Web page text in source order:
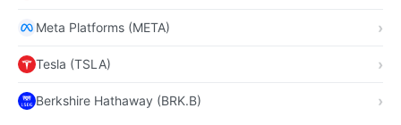
Meta Platforms (META)
Tesla (TSLA)
Berkshire Hathaway (BRK.B)